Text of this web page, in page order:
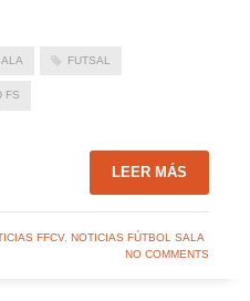
FUTSAL
FS
LEER MÁS
FFCV, NOTICIAS FÚTBOL SALA
NO COMMENTS